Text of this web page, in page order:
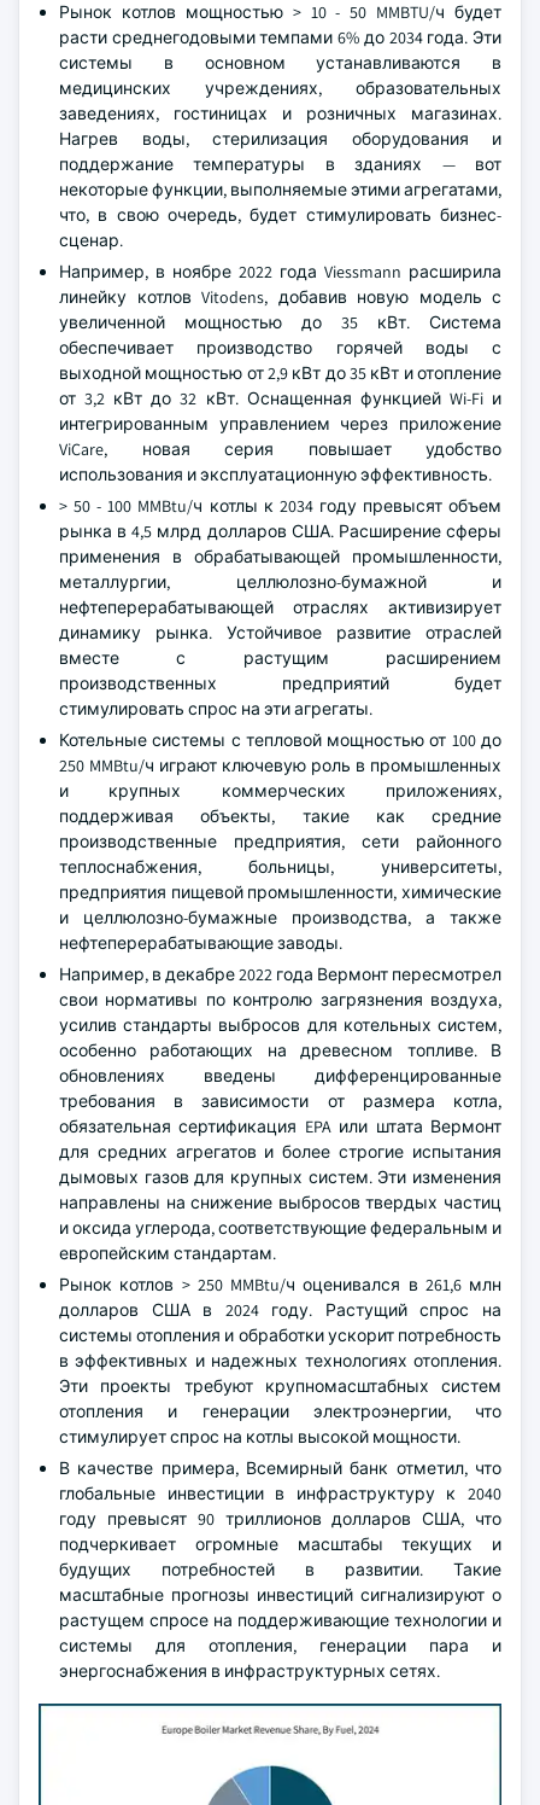
Рынок котлов мощностью > 10 - 50 MMBTU/ч будет
расти среднегодовыми темпами 6% до 2034 года. Эти
системы в основном устанавливаются в
медицинских учреждениях, образовательных
заведениях, гостиницах и розничных магазинах.
Нагрев воды, стерилизация оборудования и
поддержание температуры в зданиях — вот
некоторые функции, выполняемые этими агрегатами,
что, в свою очередь, будет стимулировать бизнес-
сценар.
Например, в ноябре 2022 года Viessmann расширила
линейку котлов Vitodens, добавив новую модель с
увеличенной мощностью до 35 кВт. Система
обеспечивает производство горячей воды с
выходной мощностью от 2,9 кВт до 35 кВт и отопление
от 3,2 кВт до 32 кВт. Оснащенная функцией Wi-Fi и
интегрированным управлением через приложение
ViCare, новая серия повышает удобство
использования и эксплуатационную эффективность.
> 50 - 100 MMBtu/ч котлы к 2034 году превысят объем
рынка в 4,5 млрд долларов США. Расширение сферы
применения в обрабатывающей промышленности,
металлургии, целлюлозно-бумажной и
нефтеперерабатывающей отраслях активизирует
динамику рынка. Устойчивое развитие отраслей
вместе с растущим расширением
производственных предприятий будет
стимулировать спрос на эти агрегаты.
Котельные системы с тепловой мощностью от 100 до
250 MMBtu/ч играют ключевую роль в промышленных
и крупных коммерческих приложениях,
поддерживая объекты, такие как средние
производственные предприятия, сети районного
теплоснабжения, больницы, университеты,
предприятия пищевой промышленности, химические
и целлюлозно-бумажные производства, а также
нефтеперерабатывающие заводы.
Например, в декабре 2022 года Вермонт пересмотрел
свои нормативы по контролю загрязнения воздуха,
усилив стандарты выбросов для котельных систем,
особенно работающих на древесном топливе. В
обновлениях введены дифференцированные
требования в зависимости от размера котла,
обязательная сертификация EPA или штата Вермонт
для средних агрегатов и более строгие испытания
дымовых газов для крупных систем. Эти изменения
направлены на снижение выбросов твердых частиц
и оксида углерода, соответствующие федеральным и
европейским стандартам.
Рынок котлов > 250 MMBtu/ч оценивался в 261,6 млн
долларов США в 2024 году. Растущий спрос на
системы отопления и обработки ускорит потребность
в эффективных и надежных технологиях отопления.
Эти проекты требуют крупномасштабных систем
отопления и генерации электроэнергии, что
стимулирует спрос на котлы высокой мощности.
В качестве примера, Всемирный банк отметил, что
глобальные инвестиции в инфраструктуру к 2040
году превысят 90 триллионов долларов США, что
подчеркивает огромные масштабы текущих и
будущих потребностей в развитии. Такие
масштабные прогнозы инвестиций сигнализируют о
растущем спросе на поддерживающие технологии и
системы для отопления, генерации пара и
энергоснабжения в инфраструктурных сетях.